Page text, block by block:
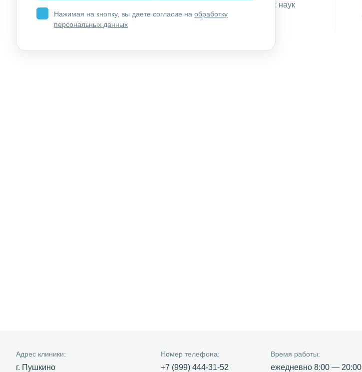
доктора медицинских наук
Нажимая на кнопку, вы даете согласие на обработку
персональных данных
Адрес клиники:
г. Пушкино
Номер телефона:
+7 (999) 444-31-52
Время работы:
ежедневно 8:00 — 20:00